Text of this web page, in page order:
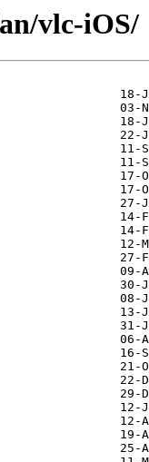
vlc-iOS/